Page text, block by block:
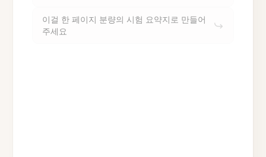
이걸 한 페이지 분량의 시험 요약지로 만들어
주세요